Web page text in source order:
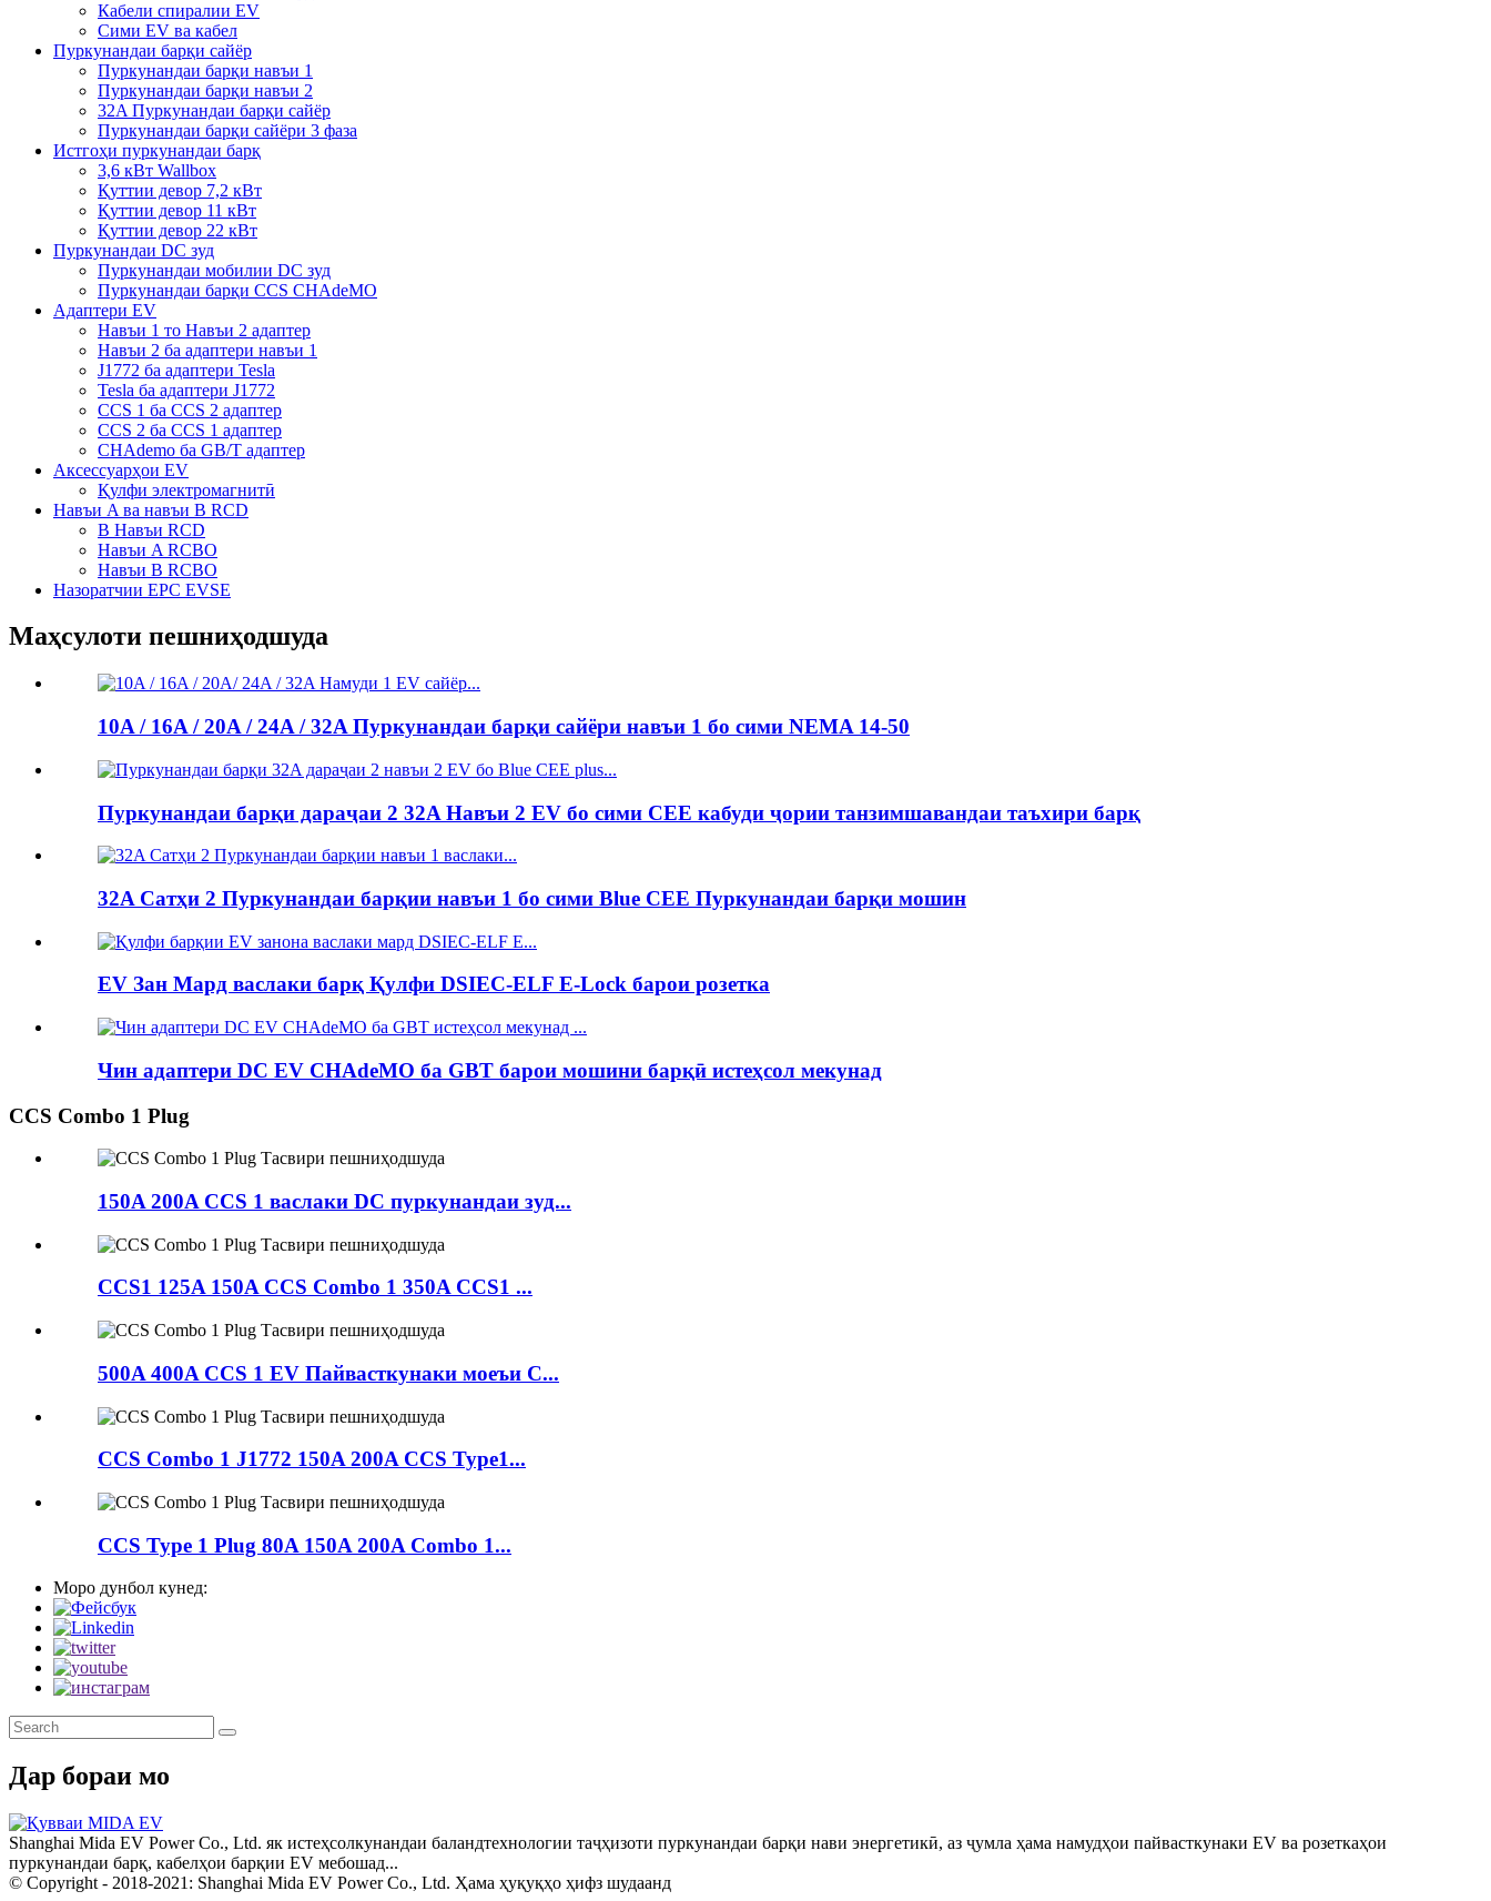
Кабели спиралии EV
Сими EV ва кабел
Пуркунандаи барқи сайёр
Пуркунандаи барқи навъи 1
Пуркунандаи барқи навъи 2
32A Пуркунандаи барқи сайёр
Пуркунандаи барқи сайёри 3 фаза
Истгоҳи пуркунандаи барқ
3,6 кВт Wallbox
Қуттии девор 7,2 кВт
Қуттии девор 11 кВт
Қуттии девор 22 кВт
Пуркунандаи DC зуд
Пуркунандаи мобилии DC зуд
Пуркунандаи барқи CCS CHAdeMO
Адаптери EV
Навъи 1 то Навъи 2 адаптер
Навъи 2 ба адаптери навъи 1
J1772 ба адаптери Tesla
Tesla ба адаптери J1772
CCS 1 ба CCS 2 адаптер
CCS 2 ба CCS 1 адаптер
CHAdemo ба GB/T адаптер
Аксессуарҳои EV
Қулфи электромагнитӣ
Навъи A ва навъи B RCD
B Навъи RCD
Навъи A RCBO
Навъи B RCBO
Назоратчии EPC EVSE
Маҳсулоти пешниҳодшуда
10A / 16A / 20A / 24A / 32A Пуркунандаи барқи сайёри навъи 1 бо сими NEMA 14-50
Пуркунандаи барқи дараҷаи 2 32A Навъи 2 EV бо сими CEE кабуди ҷории танзимшавандаи таъхири барқ
32A Сатҳи 2 Пуркунандаи барқии навъи 1 бо сими Blue CEE Пуркунандаи барқи мошин
EV Зан Мард васлаки барқ ​​Қулфи DSIEC-ELF E-Lock барои розетка
Чин адаптери DC EV CHAdeMO ба GBT барои мошини барқӣ истеҳсол мекунад
CCS Combo 1 Plug
150A 200A CCS 1 васлаки DC пуркунандаи зуд...
CCS1 125A 150A CCS Combo 1 350A CCS1 ...
500A 400A CCS 1 EV Пайвасткунаки моеъи C...
CCS Combo 1 J1772 150A 200A CCS Type1...
CCS Type 1 Plug 80A 150A 200A Combo 1...
Моро дунбол кунед:
Дар бораи мо
Shanghai Mida EV Power Co., Ltd. як истеҳсолкунандаи баландтехнологии таҷҳизоти пуркунандаи барқи нави энергетикӣ, аз ҷумла ҳама намудҳои пайвасткунаки EV ва розеткаҳои
пуркунандаи барқ, кабелҳои барқии EV мебошад...
© Copyright - 2018-2021: Shanghai Mida EV Power Co., Ltd. Ҳама ҳуқуқҳо ҳифз шудаанд